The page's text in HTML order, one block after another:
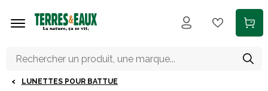
LUNETTES POUR BATTUE